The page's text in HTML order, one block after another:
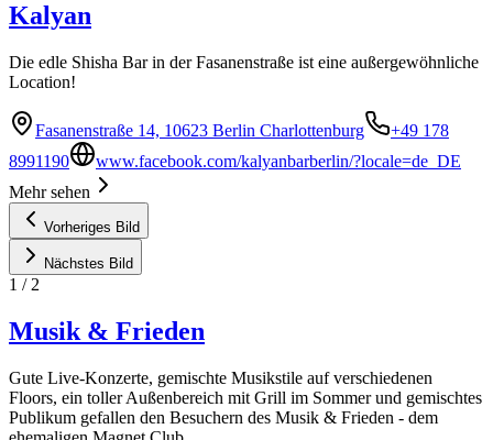
Kalyan
Die edle Shisha Bar in der Fasanenstraße ist eine außergewöhnliche
Location!
Fasanenstraße 14, 10623 Berlin Charlottenburg
+49 178
8991190
www.facebook.com/kalyanbarberlin/?locale=de_DE
Mehr sehen
Vorheriges Bild
Nächstes Bild
1 / 2
Musik & Frieden
Gute Live-Konzerte, gemischte Musikstile auf verschiedenen
Floors, ein toller Außenbereich mit Grill im Sommer und gemischtes
Publikum gefallen den Besuchern des Musik & Frieden - dem